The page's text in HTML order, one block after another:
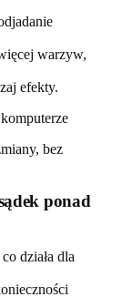
warzyw,
efekty.
bez
ponad
działa dla